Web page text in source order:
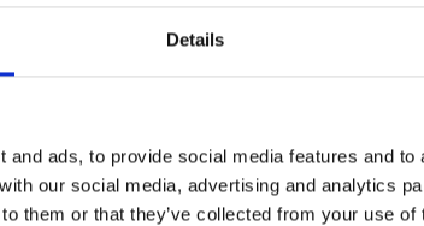
Details
and ads, to provide social media features and
our social media, advertising and analytics
them or that they’ve collected from your use